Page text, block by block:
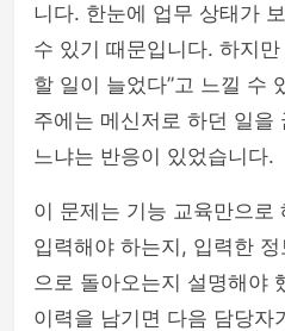
니다. 한눈에 업무 상태가
수 있기 때문입니다. 하지
할 일이 늘었다”고 느낄 수
주에는 메신저로 하던 일을
느냐는 반응이 있었습니다.
이 문제는 기능 교육만으로
입력해야 하는지, 입력한
으로 돌아오는지 설명해야
이력을 남기면 다음 담당자